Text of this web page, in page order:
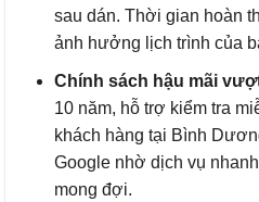
sau dán. Thời gian hoàn
ảnh hưởng lịch trình của
Chính sách hậu mãi
10 năm, hỗ trợ kiểm tra
khách hàng tại Bình
Google nhờ dịch vụ
mong đợi.